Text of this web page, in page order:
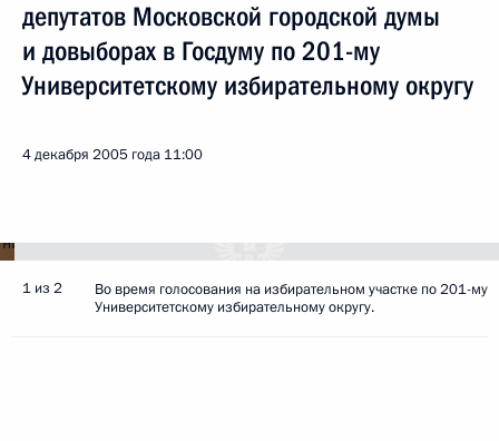
депутатов Московской городской думы
и довыборах в Госдуму по 201-му
Университетскому избирательному округу
4 декабря 2005 года 11:00
1 из 2
Во время голосования на избирательном участке по 201-му
Университетскому избирательному округу.